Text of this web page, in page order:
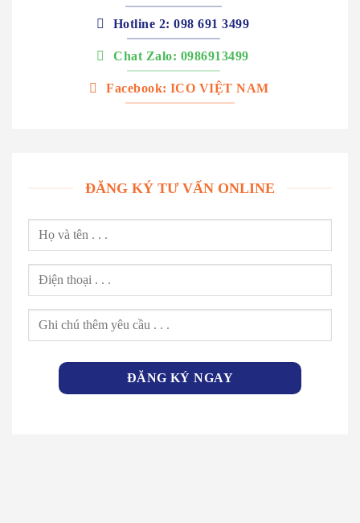
Hotline 2: 098 691 3499
Chat Zalo: 0986913499
Facebook: ICO VIỆT NAM
ĐĂNG KÝ TƯ VẤN ONLINE